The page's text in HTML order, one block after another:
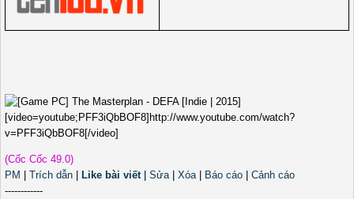
[video=youtube;PFF3iQbBOF8]http://www.youtube.com/watch?
v=PFF3iQbBOF8[/video]
(Cốc Cốc 49.0)
PM
Trích dẫn Like bài viết Sửa Xóa Báo cáo
Cảnh cáo
------------